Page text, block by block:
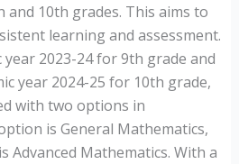
10th grades. This aims to
learning and assessment.
2023-24 for 9th grade and
year 2024-25 for 10th grade,
with two options in
is General Mathematics,
Advanced Mathematics. With a